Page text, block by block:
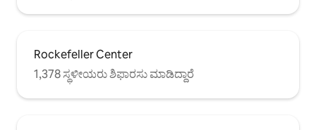
Rockefeller Center
1,378 ಸ್ಥಳೀಯರು ಶಿಫಾರಸು ಮಾಡಿದ್ದಾರೆ